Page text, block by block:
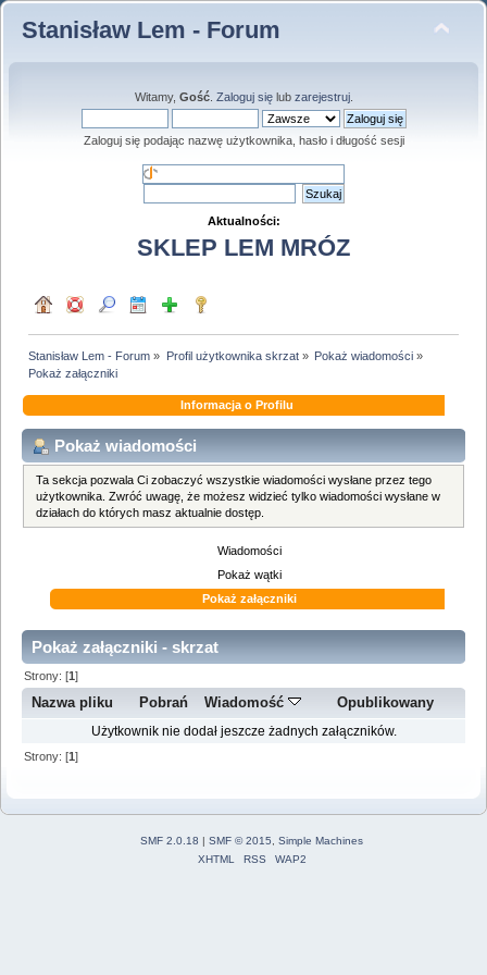
Stanisław Lem - Forum
Witamy, Gość. Zaloguj sięlub zarejestruj.
Zaloguj się podając nazwę użytkownika, hasło i długość sesji
Aktualności:
SKLEP LEM MRÓZ
Stanisław Lem - Forum » Profil użytkownika skrzat» Pokaż wiadomości»
Pokaż załączniki
Informacja o Profilu
Pokaż wiadomości
Ta sekcja pozwala Ci zobaczyć wszystkie wiadomości wysłane przez tego
użytkownika. Zwróć uwagę, że możesz widzieć tylko wiadomości wysłane w
działach do których masz aktualnie dostęp.
Wiadomości
Pokaż wątki
Pokaż załączniki
Pokaż załączniki - skrzat
Strony: [1]
Nazwa pliku Pobrań Wiadomość Opublikowany
Użytkownik nie dodał jeszcze żadnych załączników.
Strony: [1]
SMF 2.0.18 | SMF © 2015
Simple Machines
XHTML
RSS WAP2